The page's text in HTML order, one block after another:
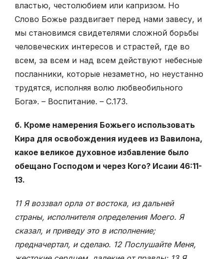
властью, честолюбием или капризом. Но
Слово Божье раздвигает перед нами завесу, и
мы становимся свидетелями сложной борьбы
человеческих интересов и страстей, где во
всем, за всем и над всем действуют небесные
посланники, которые незаметно, но неустанно
трудятся, исполняя волю любвеобильного
Бога». – Воспитание. – С.173.
б. Кроме намерения Божьего использовать
Кира для освобождения иудеев из Вавилона,
какое великое духовное избавление было
обещано Господом и через Кого? Исаии 46:11-
13.
11 Я воззвал орла от востока, из дальней
страны, исполнителя определения Моего. Я
сказал, и приведу это в исполнение;
предначертал, и сделаю. 12 Послушайте Меня,